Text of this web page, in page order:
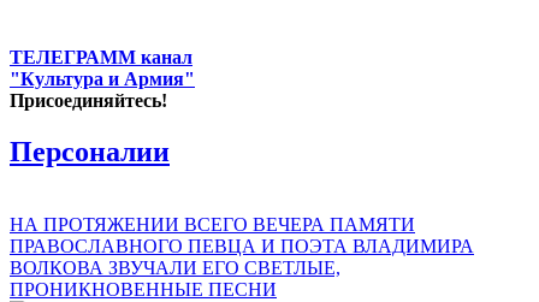
ТЕЛЕГРАММ канал
"Культура и Армия"
Присоединяйтесь!
Персоналии
НА ПРОТЯЖЕНИИ ВСЕГО ВЕЧЕРА ПАМЯТИ
ПРАВОСЛАВНОГО ПЕВЦА И ПОЭТА ВЛАДИМИРА
ВОЛКОВА ЗВУЧАЛИ ЕГО СВЕТЛЫЕ,
ПРОНИКНОВЕННЫЕ ПЕСНИ